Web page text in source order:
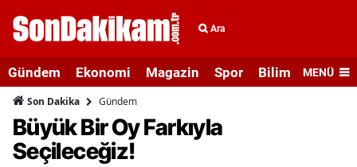
Ara
Gündem Ekonomi Magazin Spor Bilim veMENÜ
Son Dakika Gündem
Büyük Bir Oy Farkıyla
Seçileceğiz!